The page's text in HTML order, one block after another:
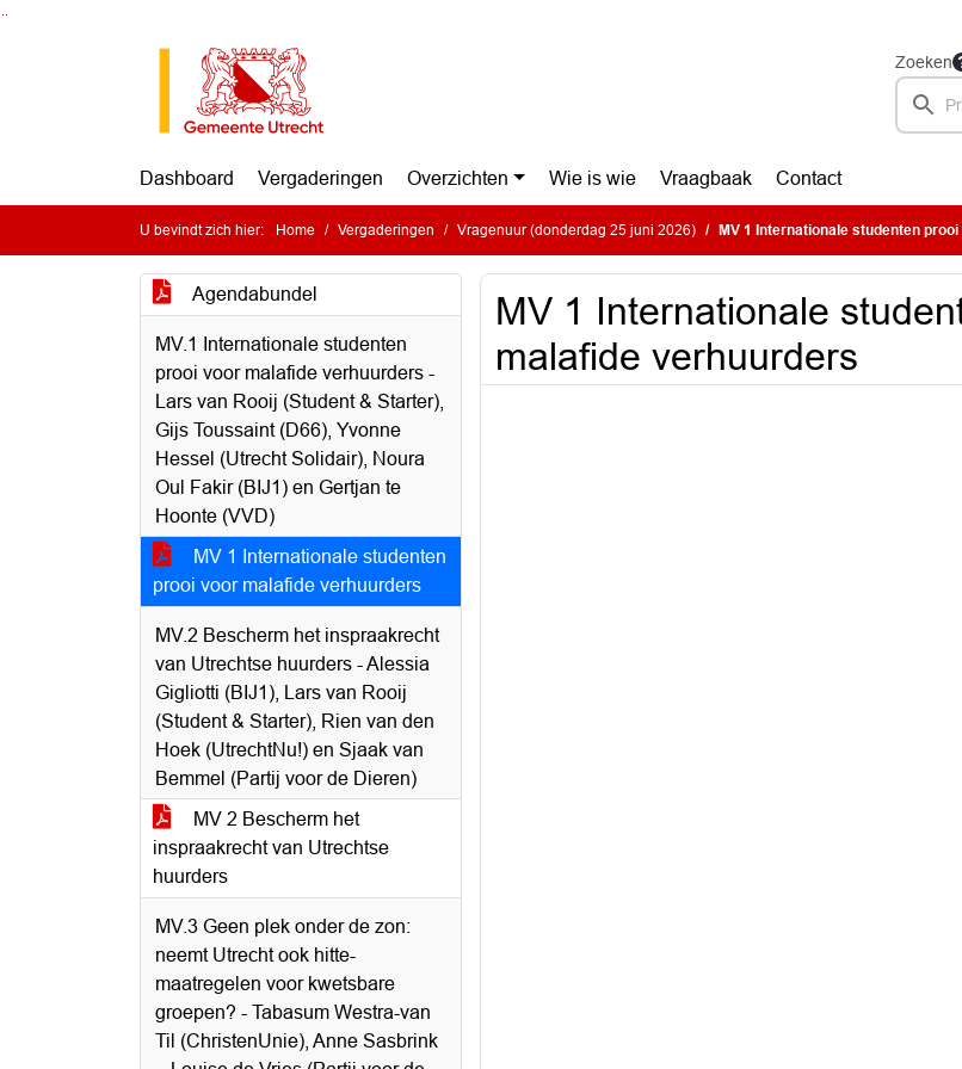
Zoeken
Dashboard Vergaderingen Overzichten Wie is wie Vraagbaak Contact
U bevindt zich hier: Home Vergaderingen Vragenuur (donderdag 25 juni 2026) MV 1 Internationale studenten
Agendabundel
MV.1 Internationale studenten
prooi voor malafide verhuurders -
Lars van Rooij (Student & Starter),
Gijs Toussaint (D66), Yvonne
Hessel (Utrecht Solidair), Noura
Oul Fakir (BIJ1) en Gertjan te
Hoonte (VVD)
MV 1 Internationale studenten
prooi voor malafide verhuurders
MV.2 Bescherm het inspraakrecht
van Utrechtse huurders - Alessia
Gigliotti (BIJ1), Lars van Rooij
(Student & Starter), Rien van den
Hoek (UtrechtNu!) en Sjaak van
Bemmel (Partij voor de Dieren)
MV 2 Bescherm het
inspraakrecht van Utrechtse
huurders
MV.3 Geen plek onder de zon:
neemt Utrecht ook hitte-
maatregelen voor kwetsbare
groepen? - Tabasum Westra-van
Til (ChristenUnie), Anne Sasbrink
MV 1 Internationale
malafide verhuurders